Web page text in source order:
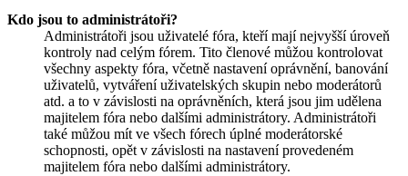
Kdo jsou to administrátoři?
Administrátoři jsou uživatelé fóra, kteří mají nejvyšší úroveň
kontroly nad celým fórem. Tito členové můžou kontrolovat
všechny aspekty fóra, včetně nastavení oprávnění, banování
uživatelů, vytváření uživatelských skupin nebo moderátorů
atd. a to v závislosti na oprávněních, která jsou jim udělena
majitelem fóra nebo dalšími administrátory. Administrátoři
také můžou mít ve všech fórech úplné moderátorské
schopnosti, opět v závislosti na nastavení provedeném
majitelem fóra nebo dalšími administrátory.